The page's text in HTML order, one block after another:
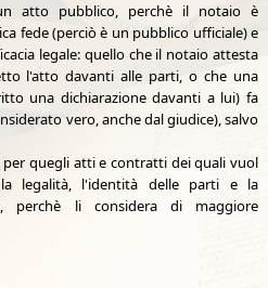
atto pubblico, perchè il notaio è
fede (perciò è un pubblico ufficiale) e
legale: quello che il notaio attesta
l'atto davanti alle parti, o che una
una dichiarazione davanti a lui) fa
vero, anche dal giudice), salvo
quegli atti e contratti dei quali vuol
legalità, l'identità delle parti e la
perchè li considera di maggiore